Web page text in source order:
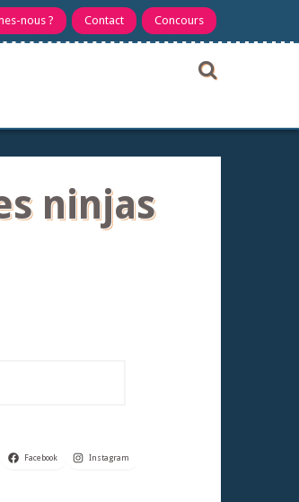
nous ? Contact Concours
ninjas
Facebook Instagram